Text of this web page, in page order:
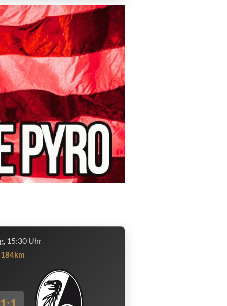
15:30 Uhr
184km